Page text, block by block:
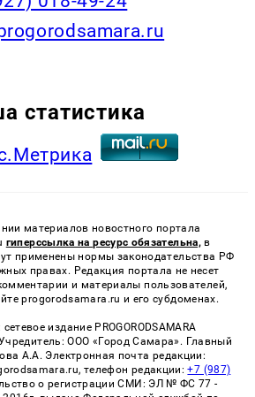
статистика
материалов новостного портала
гиперссылка на ресурс обязательна, в
применены нормы законодательства РФ
правах. Редакция портала не несет
и материалы пользователей,
progorodsamara.ru и его субдоменах.
издание PROGORODSAMARA
ООО «Город Самара». Главный
А.А. Электронная почта редакции:
телефон редакции:+7 (987)
о регистрации СМИ: ЭЛ № ФС 77 -